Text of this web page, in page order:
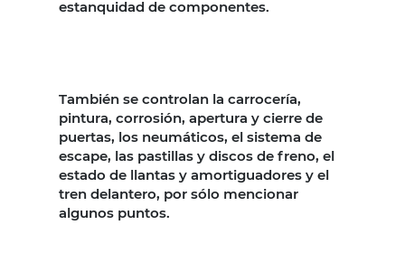
estanquidad de componentes.
También se controlan la carrocería,
pintura, corrosión, apertura y cierre de
puertas, los neumáticos, el sistema de
escape, las pastillas y discos de freno, el
estado de llantas y amortiguadores y el
tren delantero, por sólo mencionar
algunos puntos.